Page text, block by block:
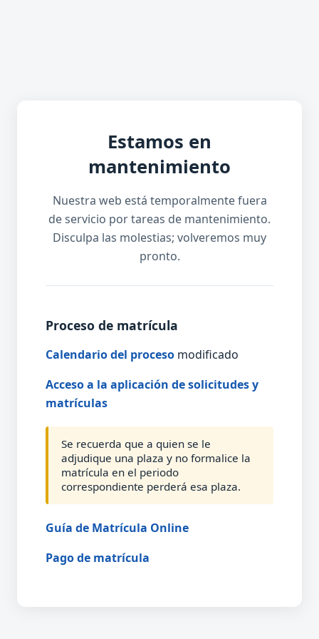
Estamos en
mantenimiento
Nuestra web está temporalmente fuera
de servicio por tareas de mantenimiento.
Disculpa las molestias; volveremos muy
pronto.
Proceso de matrícula
Calendario del proceso modificado
Acceso a la aplicación de solicitudes y
matrículas
Se recuerda que a quien se le
adjudique una plaza y no formalice la
matrícula en el periodo
correspondiente perderá esa plaza.
Guía de Matrícula Online
Pago de matrícula